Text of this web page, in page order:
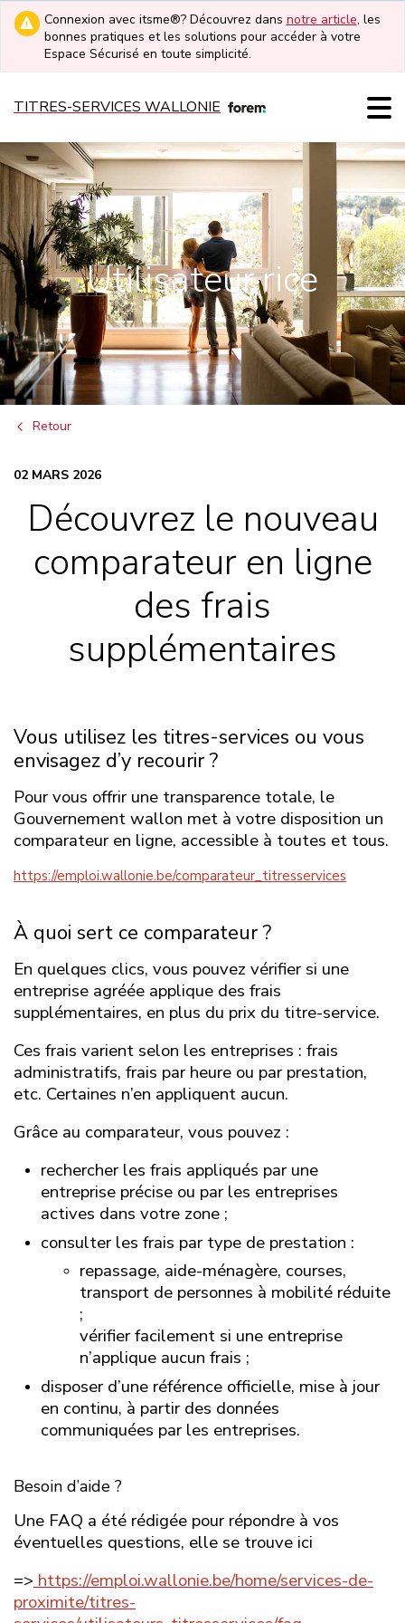
Connexion avec itsme®? Découvrez dans notre article, les
bonnes pratiques et les solutions pour accéder à votre
Espace Sécurisé en toute simplicité.
TITRES-SERVICES WALLONIE
Utilisateur·rice
Retour
02 MARS 2026
Découvrez le nouveau
comparateur en ligne
des frais
supplémentaires
Vous utilisez les titres-services ou vous
envisagez d’y recourir ?
Pour vous offrir une transparence totale, le
Gouvernement wallon met à votre disposition un
comparateur en ligne, accessible à toutes et tous.
https://emploi.wallonie.be/comparateur_titresservices
À quoi sert ce comparateur ?
En quelques clics, vous pouvez vérifier si une
entreprise agréée applique des frais
supplémentaires, en plus du prix du titre-service.
Ces frais varient selon les entreprises : frais
administratifs, frais par heure ou par prestation,
etc. Certaines n’en appliquent aucun.
Grâce au comparateur, vous pouvez :
rechercher les frais appliqués par une
entreprise précise ou par les entreprises
actives dans votre zone ;
consulter les frais par type de prestation :
repassage, aide-ménagère, courses,
transport de personnes à mobilité réduite
;
vérifier facilement si une entreprise
n’applique aucun frais ;
disposer d’une référence officielle, mise à jour
en continu, à partir des données
communiquées par les entreprises.
Besoin d’aide ?
Une FAQ a été rédigée pour répondre à vos
éventuelles questions, elle se trouve ici
=> https://emploi.wallonie.be/home/services-de-
proximite/titres-